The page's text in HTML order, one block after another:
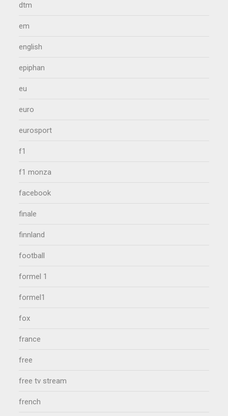
dtm
em
english
epiphan
eu
euro
eurosport
f1
f1 monza
facebook
finale
finnland
football
formel 1
formel1
fox
france
free
free tv stream
french